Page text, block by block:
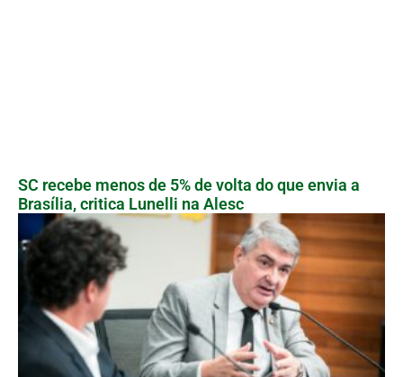
SC recebe menos de 5% de volta do que envia a
Brasília, critica Lunelli na Alesc